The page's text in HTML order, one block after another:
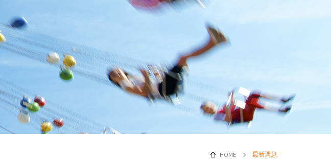
HOME 最新消息